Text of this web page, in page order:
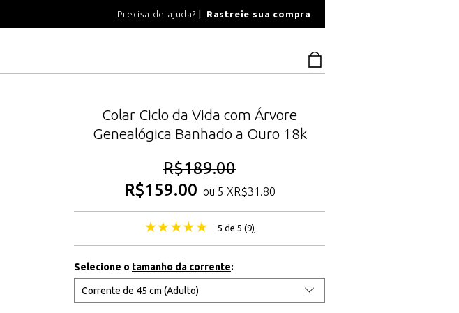
100 DIAS PARA DEVOLUÇÃOPrecisa de ajuda? Rastreie sua compra
Colar Ciclo da Vida com Árvore
Genealógica Banhado a Ouro 18k
R$189.00
R$159.00 ou 5 XR$31.80
5 de 5 (9)
Selecione o tamanho da corrente: